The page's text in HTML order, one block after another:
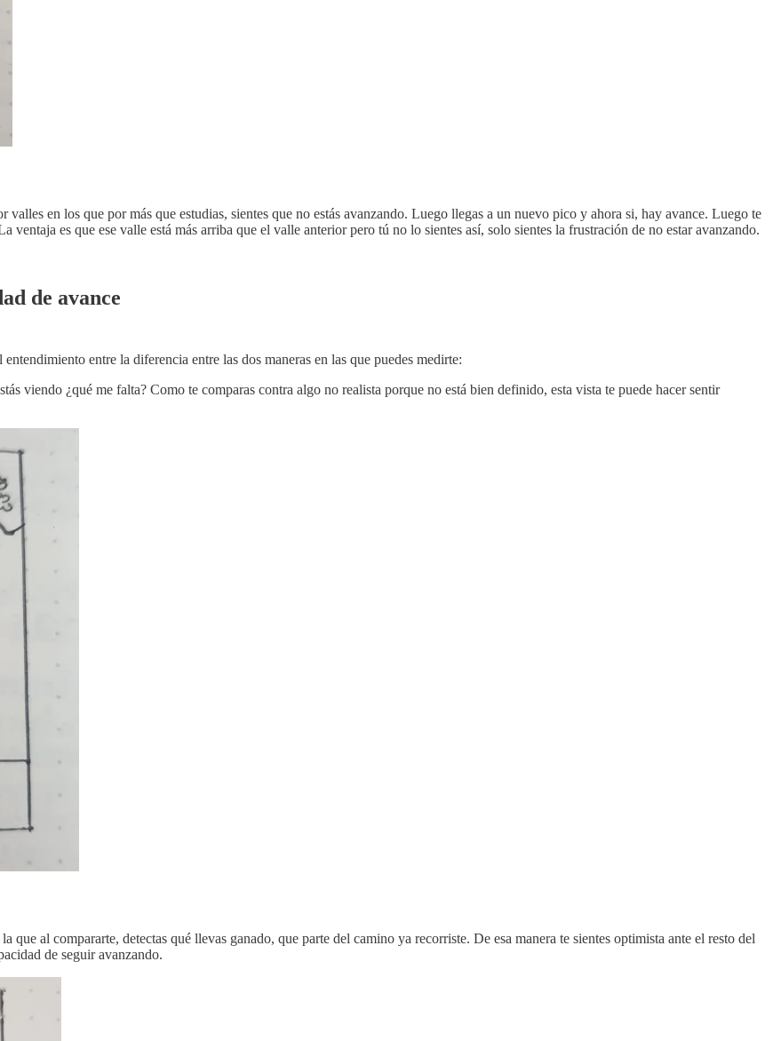
en los que por más que estudias, sientes que no estás avanzando. Luego llegas a un nuevo pico y ahora si, hay avance. Luego te
es que ese valle está más arriba que el valle anterior pero tú no lo sientes así, solo sientes la frustración de no estar avanzando.
de avance
entre la diferencia entre las dos maneras en las que puedes medirte:
viendo ¿qué me falta? Como te comparas contra algo no realista porque no está bien definido, esta vista te puede hacer sentir
al compararte, detectas qué llevas ganado, que parte del camino ya recorriste. De esa manera te sientes optimista ante el resto del
de seguir avanzando.